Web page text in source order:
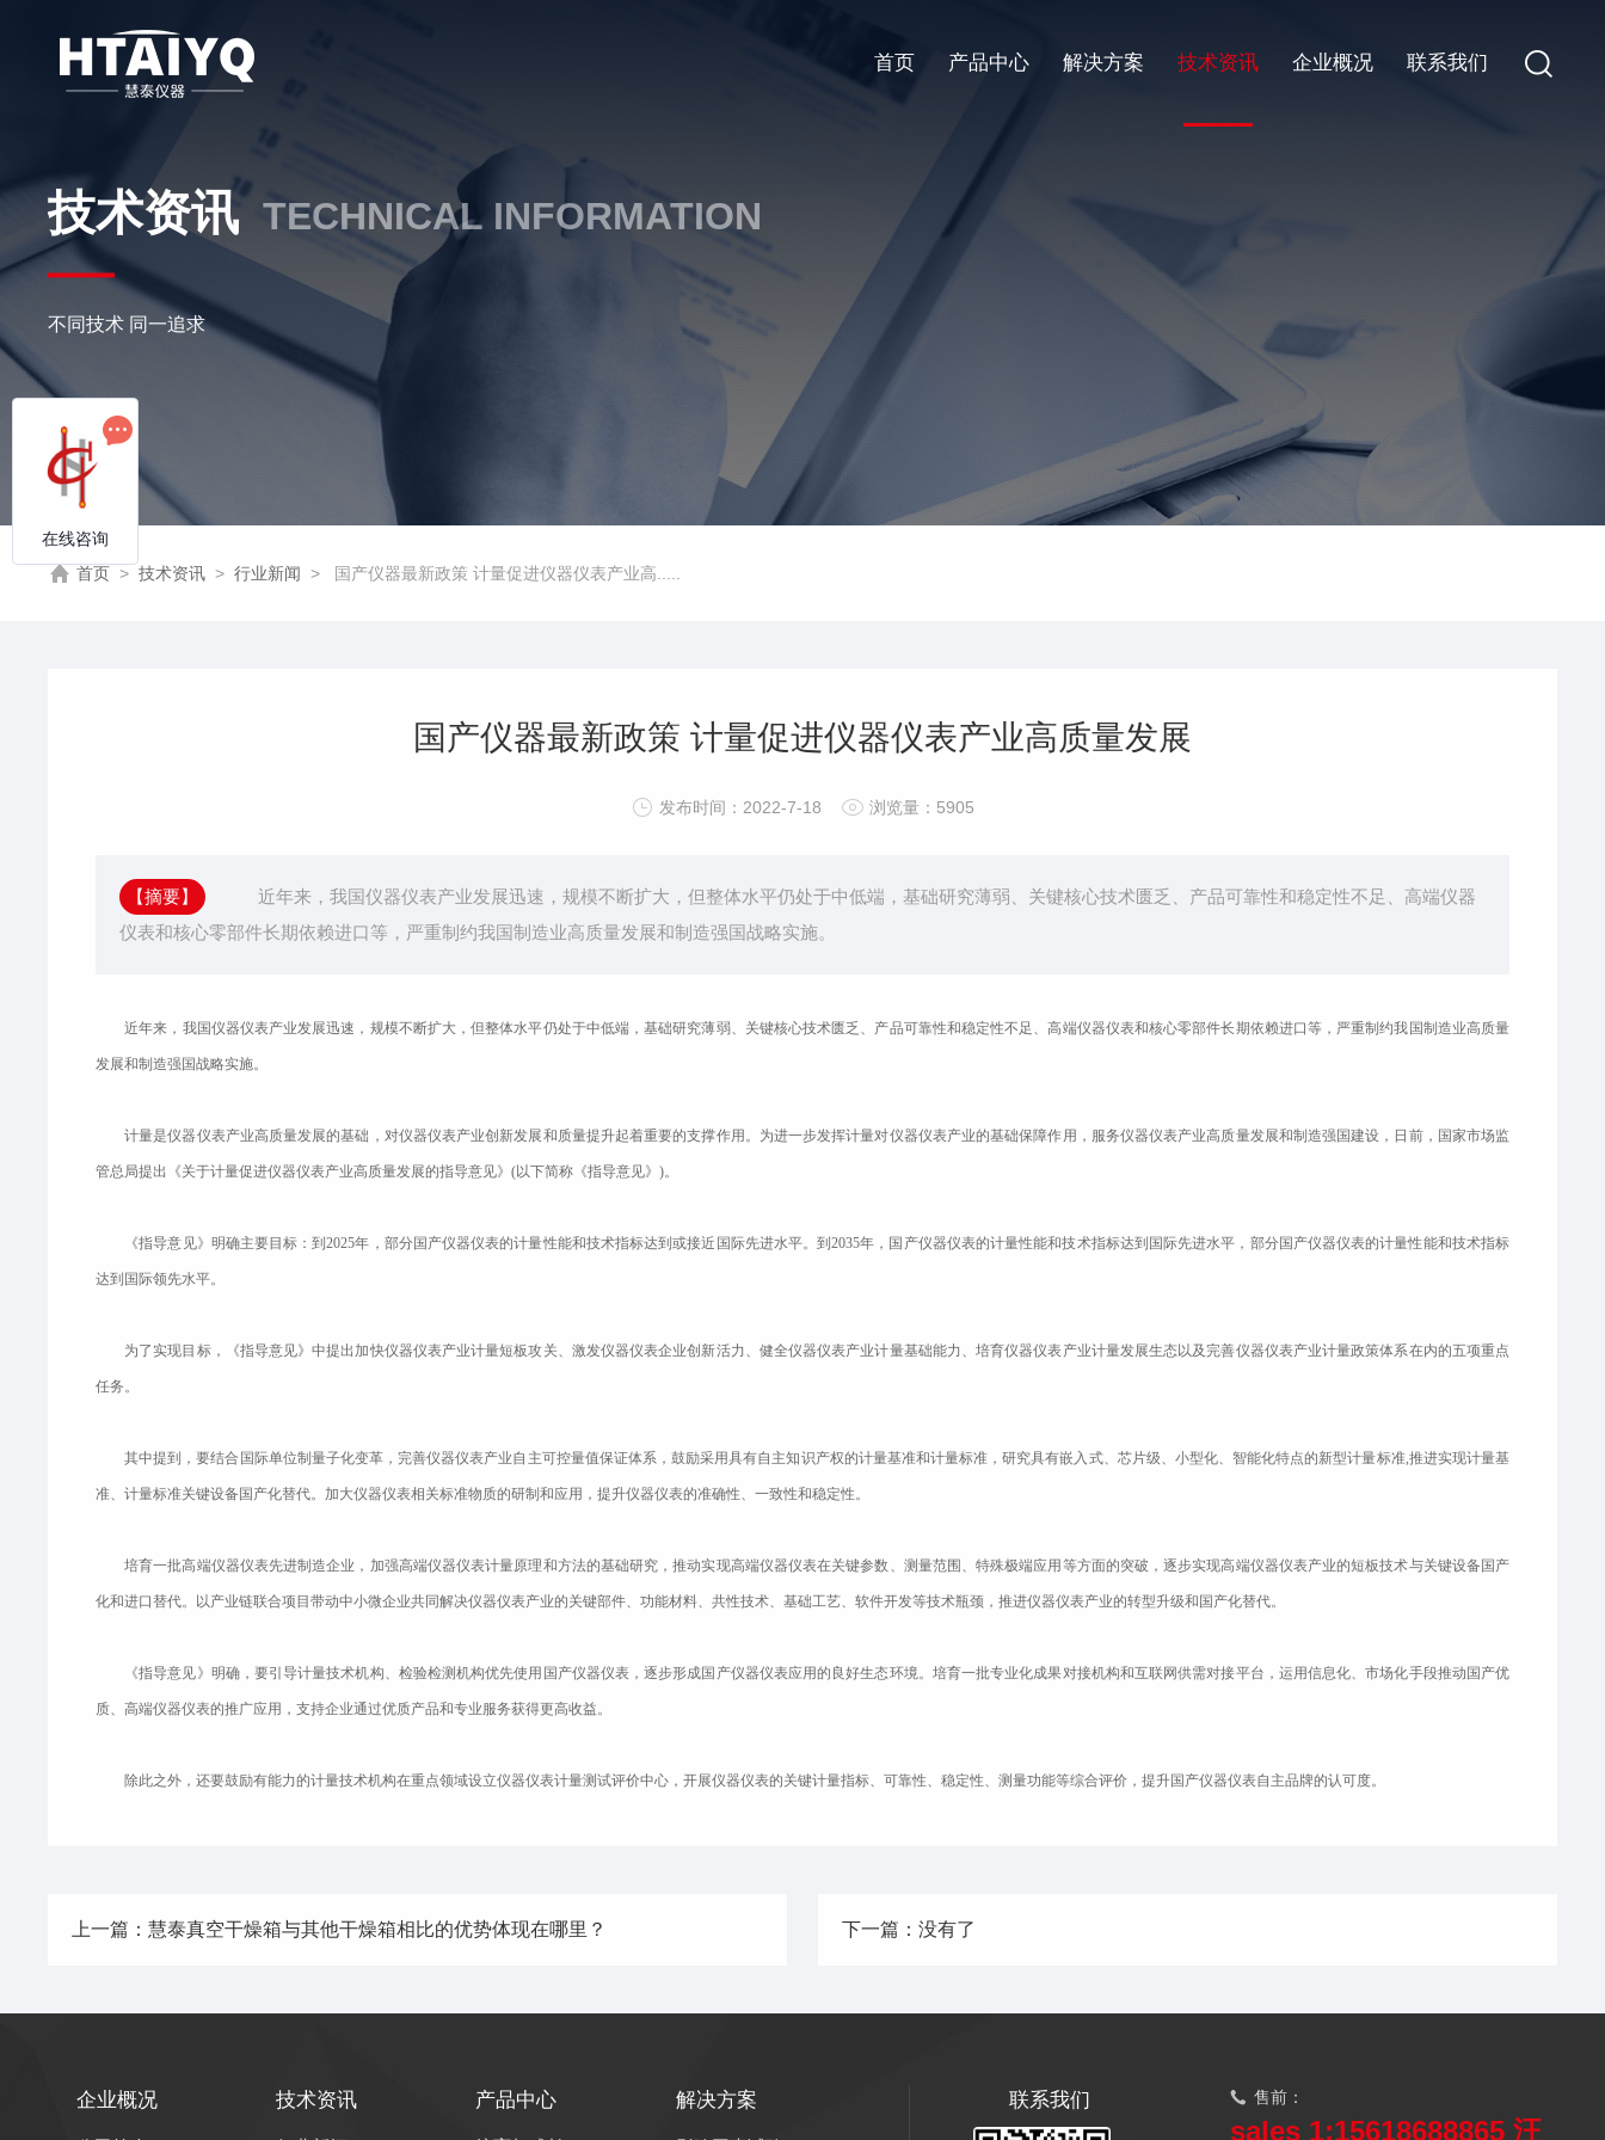
首页 产品中心 解决方案 技术资讯 企业概况 联系我们
技术资讯 TECHNICAL INFORMATION
不同技术 同一追求
首页 > 技术资讯 > 行业新闻 > 国产仪器最新政策 计量促进仪器仪表产业高.....
国产仪器最新政策 计量促进仪器仪表产业高质量发展
发布时间：2022-7-18 浏览量：5905
【摘要】
近年来，我国仪器仪表产业发展迅速，规模不断扩大，但整体水平仍处于中低端，基础研究薄弱、关键核心技术匮乏、产品可靠性和稳定性不足、高端仪器
仪表和核心零部件长期依赖进口等，严重制约我国制造业高质量发展和制造强国战略实施。
近年来，我国仪器仪表产业发展迅速，规模不断扩大，但整体水平仍处于中低端，基础研究薄弱、关键核心技术匮乏、产品可靠性和稳定性不足、高端仪器仪表和核心零部件长期依赖进口等，严重制约我国制造业高质量
发展和制造强国战略实施。
计量是仪器仪表产业高质量发展的基础，对仪器仪表产业创新发展和质量提升起着重要的支撑作用。为进一步发挥计量对仪器仪表产业的基础保障作用，服务仪器仪表产业高质量发展和制造强国建设，日前，国家市场监
管总局提出《关于计量促进仪器仪表产业高质量发展的指导意见》(以下简称《指导意见》)。
《指导意见》明确主要目标：到2025年，部分国产仪器仪表的计量性能和技术指标达到或接近国际先进水平。到2035年，国产仪器仪表的计量性能和技术指标达到国际先进水平，部分国产仪器仪表的计量性能和技术指标
达到国际领先水平。
为了实现目标，《指导意见》中提出加快仪器仪表产业计量短板攻关、激发仪器仪表企业创新活力、健全仪器仪表产业计量基础能力、培育仪器仪表产业计量发展生态以及完善仪器仪表产业计量政策体系在内的五项重点
任务。
其中提到，要结合国际单位制量子化变革，完善仪器仪表产业自主可控量值保证体系，鼓励采用具有自主知识产权的计量基准和计量标准，研究具有嵌入式、芯片级、小型化、智能化特点的新型计量标准,推进实现计量基
准、计量标准关键设备国产化替代。加大仪器仪表相关标准物质的研制和应用，提升仪器仪表的准确性、一致性和稳定性。
培育一批高端仪器仪表先进制造企业，加强高端仪器仪表计量原理和方法的基础研究，推动实现高端仪器仪表在关键参数、测量范围、特殊极端应用等方面的突破，逐步实现高端仪器仪表产业的短板技术与关键设备国产
化和进口替代。以产业链联合项目带动中小微企业共同解决仪器仪表产业的关键部件、功能材料、共性技术、基础工艺、软件开发等技术瓶颈，推进仪器仪表产业的转型升级和国产化替代。
《指导意见》明确，要引导计量技术机构、检验检测机构优先使用国产仪器仪表，逐步形成国产仪器仪表应用的良好生态环境。培育一批专业化成果对接机构和互联网供需对接平台，运用信息化、市场化手段推动国产优
质、高端仪器仪表的推广应用，支持企业通过优质产品和专业服务获得更高收益。
除此之外，还要鼓励有能力的计量技术机构在重点领域设立仪器仪表计量测试评价中心，开展仪器仪表的关键计量指标、可靠性、稳定性、测量功能等综合评价，提升国产仪器仪表自主品牌的认可度。
上一篇：慧泰真空干燥箱与其他干燥箱相比的优势体现在哪里？ 下一篇：没有了
企业概况 技术资讯 产品中心 解决方案 联系我们 售前：
sales 1:15618688865 汪